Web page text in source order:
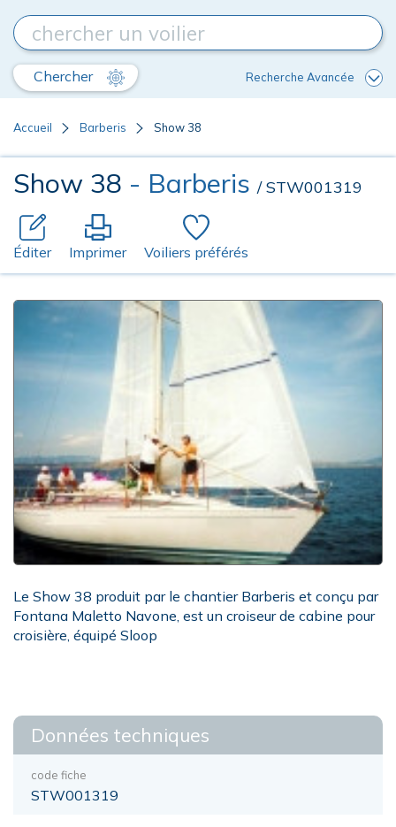
Chercher Recherche Avancée
Accueil Barberis Show 38
Show 38 - Barberis / STW001319
Éditer Imprimer Voiliers préférés
Le Show 38 produit par le chantier Barberis et conçu par
Fontana Maletto Navone, est un croiseur de cabine pour
croisière, équipé Sloop
Données techniques
code fiche
STW001319